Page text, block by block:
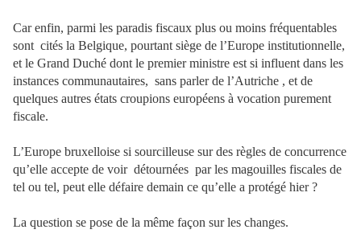
Car enfin, parmi les paradis fiscaux plus ou moins fréquentables
sont cités la Belgique, pourtant siège de l’Europe institutionnelle,
et le Grand Duché dont le premier ministre est si influent dans les
instances communautaires, sans parler de l’Autriche , et de
quelques autres états croupions européens à vocation purement
fiscale.
L’Europe bruxelloise si sourcilleuse sur des règles de concurrence
qu’elle accepte de voir détournées par les magouilles fiscales de
tel ou tel, peut elle défaire demain ce qu’elle a protégé hier ?
La question se pose de la même façon sur les changes.